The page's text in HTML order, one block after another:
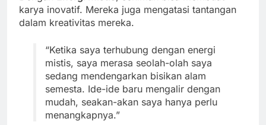
karya inovatif. Mereka juga mengatasi tantangan
dalam kreativitas mereka.
“Ketika saya terhubung dengan energi
mistis, saya merasa seolah-olah saya
sedang mendengarkan bisikan alam
semesta. Ide-ide baru mengalir dengan
mudah, seakan-akan saya hanya perlu
menangkapnya.”